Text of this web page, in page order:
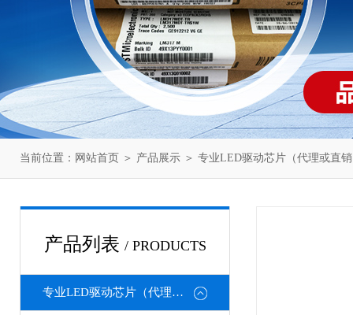
当前位置： 网站首页 ＞ 产品展示 ＞ 专业LED驱动芯片（代理或直
产品列表 / PRODUCTS
专业LED驱动芯片（代理或直销）